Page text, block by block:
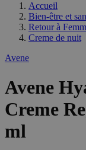
Accueil
Bien-être et
Retour à
Creme de nuit
Avene
Avene
Creme
ml